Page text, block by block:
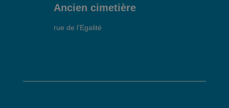
Ancien cimetière
rue de l’Egalité